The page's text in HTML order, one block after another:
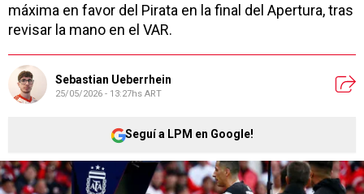
máxima en favor del Pirata en la final del Apertura, tras
revisar la mano en el VAR.
Sebastian Ueberrhein
25/05/2026 - 13:27hs ART
Seguí a LPM en Google!